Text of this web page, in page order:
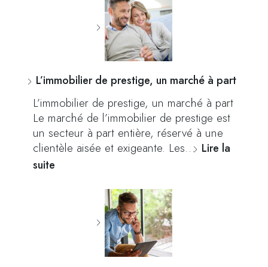
L’immobilier de prestige, un marché à part
L’immobilier de prestige, un marché à part
Le marché de l’immobilier de prestige est
un secteur à part entière, réservé à une
clientèle aisée et exigeante. Les… Lire la
suite